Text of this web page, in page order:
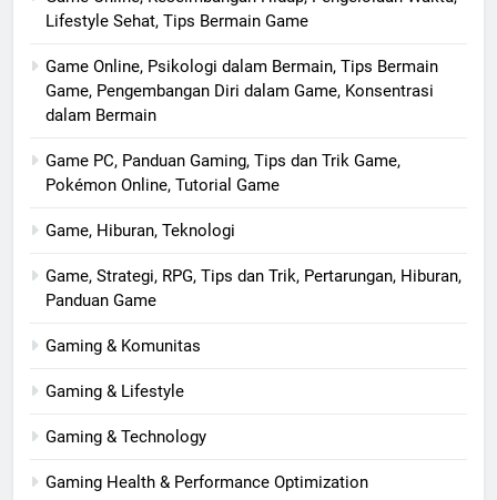
Lifestyle Sehat, Tips Bermain Game
Game Online, Psikologi dalam Bermain, Tips Bermain
Game, Pengembangan Diri dalam Game, Konsentrasi
dalam Bermain
Game PC, Panduan Gaming, Tips dan Trik Game,
Pokémon Online, Tutorial Game
Game, Hiburan, Teknologi
Game, Strategi, RPG, Tips dan Trik, Pertarungan, Hiburan,
Panduan Game
Gaming & Komunitas
Gaming & Lifestyle
Gaming & Technology
Gaming Health & Performance Optimization